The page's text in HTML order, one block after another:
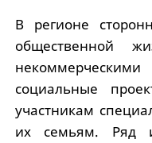
В регионе
общественной
некоммерческими
социальные
участникам
их семьям. Ряд